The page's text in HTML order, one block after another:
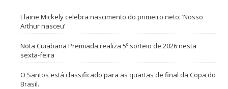
Elaine Mickely celebra nascimento do primeiro neto: ‘Nosso
Arthur nasceu’
Nota Cuiabana Premiada realiza 5º sorteio de 2026 nesta
sexta-feira
O Santos está classificado para as quartas de final da Copa do
Brasil.